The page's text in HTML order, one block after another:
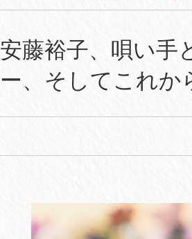
安藤裕子、唄い手
ー、そしてこれか